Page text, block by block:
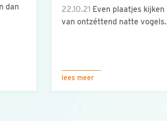
dan
22.10.21 Even plaatjes kijken
van ontzéttend natte vogels.
lees meer